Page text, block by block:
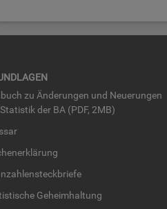
zu Än­de­run­gen und Neue­run­gen
der BA (PDF, 2MB)
Ge­heim­hal­tung